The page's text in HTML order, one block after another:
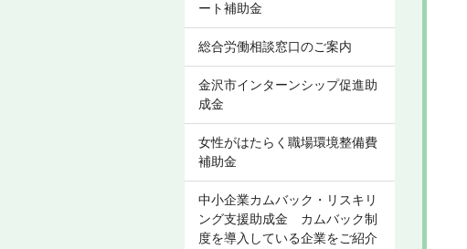
ート補助金
総合労働相談窓口のご案内
金沢市インターンシップ促進助
成金
女性がはたらく職場環境整備費
補助金
中小企業カムバック・リスキリ
ング支援助成金 カムバック制
度を導入している企業をご紹介